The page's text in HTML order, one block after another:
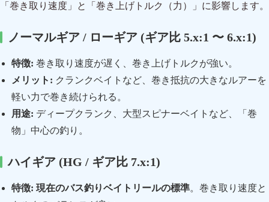
「巻き取り速度」と「巻き上げトルク（力）」に影響します。
ノーマルギア / ローギア (ギア比 5.x:1 〜 6.x:1)
特徴: 巻き取り速度が遅く、巻き上げトルクが強い。
メリット: クランクベイトなど、巻き抵抗の大きなルアーを
軽い力で巻き続けられる。
用途: ディープクランク、大型スピナーベイトなど、「巻
物」中心の釣り。
ハイギア (HG / ギア比 7.x:1)
特徴: 現在のバス釣りベイトリールの標準。巻き取り速度と